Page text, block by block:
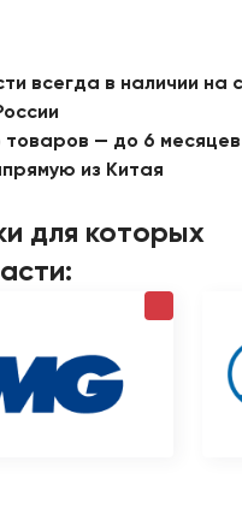
всегда в наличии на
— до 6 месяцев
из Китая
для которых